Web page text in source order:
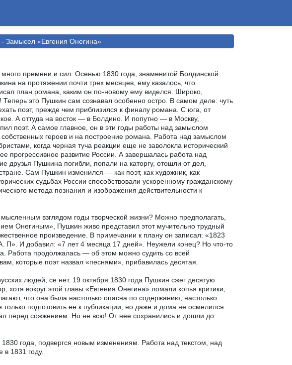
- Замысел «Евгения Онегина»
премени и сил. Осенью 1830 года, знаменитой Болдинской
на протяжении почти трех месяцев, ему казалось, что
план романа, каким он по-новому ему виделся. Широко,
это Пушкин сам сознавал особенно остро. В самом деле: чуть
поэт, прежде чем приблизился к финалу романа. С юга, от
А оттуда на восток — в Болдино. И попутно — в Москву,
поэт. А самое главное, он в эти годы работы над замыслом
героев и на построение романа. Работа над замыслом
когда черная туча реакции еще не заволокла исторический
прогрессивное развитие России. А завершалась работа над
друзья Пушкина погибли, попали на каторгу, отошли от дел,
Сам Пушкин изменился — как поэт, как художник, как
судьбах России способствовали ускоренному гражданскому
метода познания и изображения действительности к
взглядом годы творческой жизни? Можно предполагать,
Онегиным», Пушкин живо представил этот мучительно трудный
произведение. В примечании к плану он записал: «1823
П». И добавил: «7 лет 4 месяца 17 дней». Неужели конец? Но что-то
продолжалась — об этом можно судить со всей
которые поэт назвал «песнями», прибавилась десятая.
людей, се нет. 19 октября 1830 года Пушкин сжег десятую
хотя вокруг этой главы «Евгения Онегина» ломали копья критики,
что она была настолько опасна по содержанию, настолько
подготовить ее к публикации, но даже и дома не осмелился
перед сожжением. Но не всю! От нее сохранились и дошли до
года, подвергся новым изменениям. Работа над текстом, над
в 1831 году.